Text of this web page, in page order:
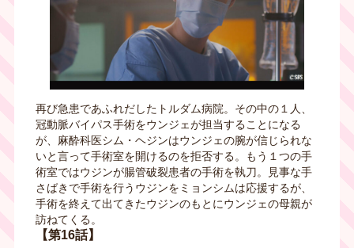
再び急患であふれだしたトルダム病院。その中の１人、
冠動脈バイパス手術をウンジェが担当することになる
が、麻酔科医シム・ヘジンはウンジェの腕が信じられな
いと言って手術室を開けるのを拒否する。もう１つの手
術室ではウジンが腸管破裂患者の手術を執刀。見事な手
さばきで手術を行うウジンをミョンシムは応援するが、
手術を終えて出てきたウジンのもとにウンジェの母親が
訪ねてくる。
【第16話】